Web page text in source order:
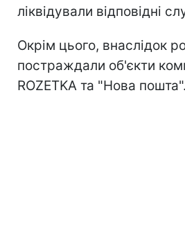
ліквідували відповідні
Окрім цього, внаслідок
постраждали об'єкти
ROZETKA та "Нова пошта".